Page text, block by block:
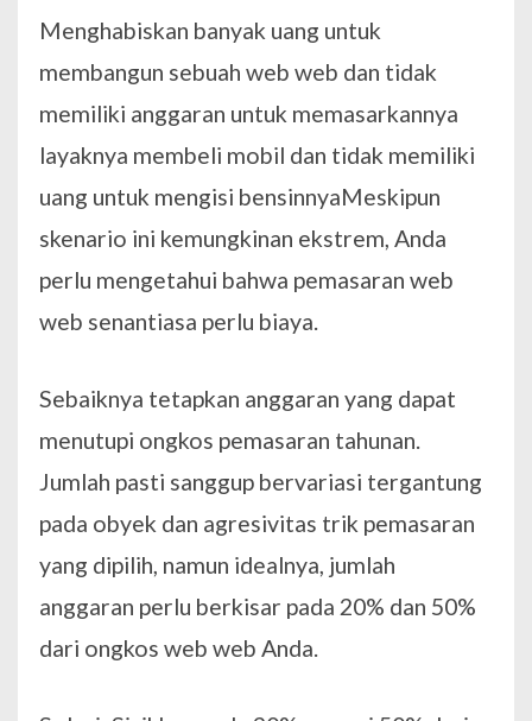
Menghabiskan banyak uang untuk
membangun sebuah web web dan tidak
memiliki anggaran untuk memasarkannya
layaknya membeli mobil dan tidak memiliki
uang untuk mengisi bensinnyaMeskipun
skenario ini kemungkinan ekstrem, Anda
perlu mengetahui bahwa pemasaran web
web senantiasa perlu biaya.
Sebaiknya tetapkan anggaran yang dapat
menutupi ongkos pemasaran tahunan.
Jumlah pasti sanggup bervariasi tergantung
pada obyek dan agresivitas trik pemasaran
yang dipilih, namun idealnya, jumlah
anggaran perlu berkisar pada 20% dan 50%
dari ongkos web web Anda.